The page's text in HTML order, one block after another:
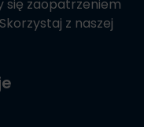
się zaopatrzeniem
z naszej